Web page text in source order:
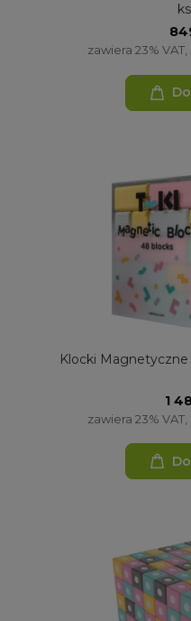
zawiera 23%
Klocki
1
zawiera 23%